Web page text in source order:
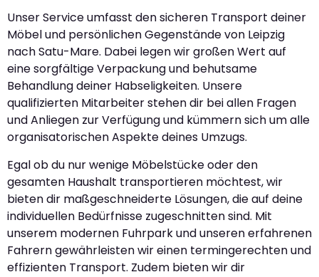
Unser Service umfasst den sicheren Transport deiner
Möbel und persönlichen Gegenstände von Leipzig
nach Satu-Mare. Dabei legen wir großen Wert auf
eine sorgfältige Verpackung und behutsame
Behandlung deiner Habseligkeiten. Unsere
qualifizierten Mitarbeiter stehen dir bei allen Fragen
und Anliegen zur Verfügung und kümmern sich um alle
organisatorischen Aspekte deines Umzugs.
Egal ob du nur wenige Möbelstücke oder den
gesamten Haushalt transportieren möchtest, wir
bieten dir maßgeschneiderte Lösungen, die auf deine
individuellen Bedürfnisse zugeschnitten sind. Mit
unserem modernen Fuhrpark und unseren erfahrenen
Fahrern gewährleisten wir einen termingerechten und
effizienten Transport. Zudem bieten wir dir